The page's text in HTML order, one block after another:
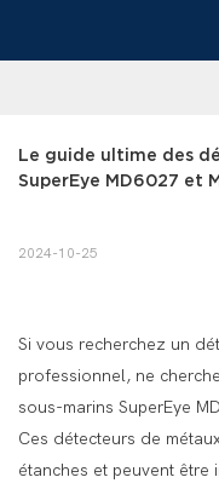
Le guide ultime des
SuperEye MD6027 et
2024-10-25
Si vous recherchez un
professionnel, ne
sous-marins SuperEye
Ces détecteurs de
étanches et peuvent être